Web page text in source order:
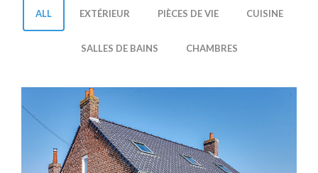
ALL EXTÉRIEUR PIÈCES DE VIE CUISINE
SALLES DE BAINS CHAMBRES